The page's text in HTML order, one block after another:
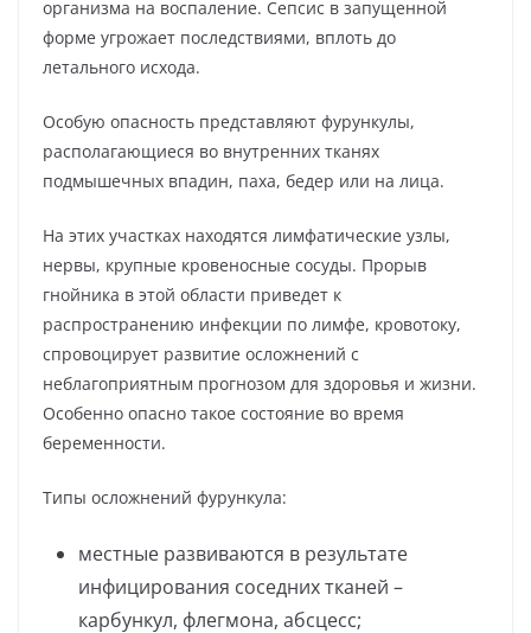
организма на воспаление. Сепсис в запущенной
форме угрожает последствиями, вплоть до
летального исхода.
Особую опасность представляют фурункулы,
располагающиеся во внутренних тканях
подмышечных впадин, паха, бедер или на лица.
На этих участках находятся лимфатические узлы,
нервы, крупные кровеносные сосуды. Прорыв
гнойника в этой области приведет к
распространению инфекции по лимфе, кровотоку,
спровоцирует развитие осложнений с
неблагоприятным прогнозом для здоровья и жизни.
Особенно опасно такое состояние во время
беременности.
Типы осложнений фурункула:
местные развиваются в результате
инфицирования соседних тканей –
карбункул, флегмона, абсцесс;